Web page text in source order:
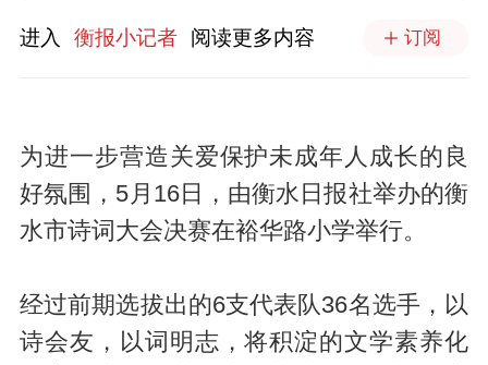
进入 衡报小记者 阅读更多内容 订阅
为进一步营造关爱保护未成年人成长的良
好氛围，5月16日，由衡水日报社举办的衡
水市诗词大会决赛在裕华路小学举行。
经过前期选拔出的6支代表队36名选手，以
诗会友，以词明志，将积淀的文学素养化